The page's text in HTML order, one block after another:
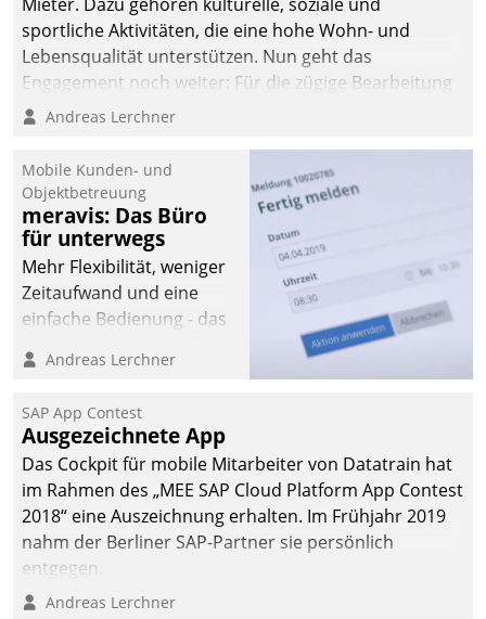
sportliche Aktivitäten, die eine hohe Wohn- und
Lebensqualität unterstützen. Nun geht das
Engagement noch weiter: Für die zügige Bearbeitung
von Beschwerden – oder Lob – richtet das
und Beschwerde-Management einen eigenen Kanal
ein.
Andreas Lerchner
Mobile Kunden- und
Objektbetreuung
meravis: Das Büro
für unterwegs
Mehr Flexibilität, weniger
Zeitaufwand und eine
einfache Bedienung - das
Cockpit für mobile
Datatrain. Die meravis
Wohnungsbau- und
Immobilien GmbH hat
sich dabei für den Betrieb
der Lösung über die SAP
Cloud Platform
entschieden - als erstes
Unternehmen am
Andreas Lerchner
SAP App Contest
Ausgezeichnete App
Das Cockpit für mobile Mitarbeiter von Datatrain hat
im Rahmen des „MEE SAP Cloud Platform App Contest
2018“ eine Auszeichnung erhalten. Im Frühjahr 2019
nahm der Berliner SAP-Partner sie persönlich
entgegen.
Andreas Lerchner